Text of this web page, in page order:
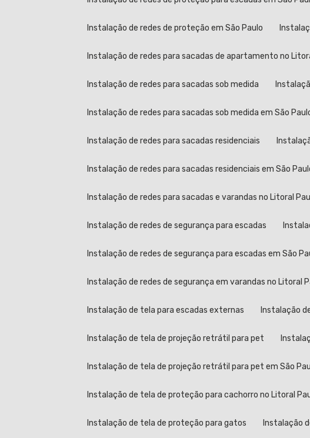
Instalação de redes de proteção em São Paulo
Instalação de redes para sacadas de apartamento no
Instalação de redes para sacadas sob medida
Instalação de redes para sacadas sob medida em São
Instalação de redes para sacadas residenciais
Instalação de redes para sacadas residenciais em São
Instalação de redes para sacadas e varandas no Litoral
Instalação de redes de segurança para escadas
Instalação de redes de segurança para escadas em São
Instalação de redes de segurança em varandas no Litoral
Instalação de tela para escadas externas Instalação
Instalação de tela de projeção retrátil para pet
Instalação de tela de projeção retrátil para pet em São
Instalação de tela de proteção para cachorro no Litoral
Instalação de tela de proteção para gatos Instalação